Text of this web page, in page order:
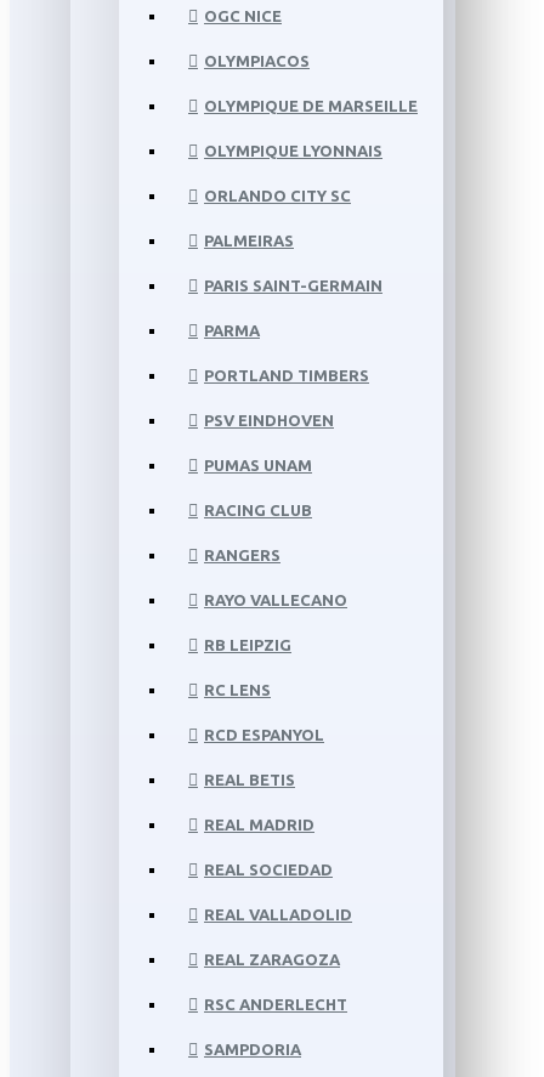
OGC NICE
OLYMPIACOS
OLYMPIQUE DE MARSEILLE
OLYMPIQUE LYONNAIS
ORLANDO CITY SC
PALMEIRAS
PARIS SAINT-GERMAIN
PARMA
PORTLAND TIMBERS
PSV EINDHOVEN
PUMAS UNAM
RACING CLUB
RANGERS
RAYO VALLECANO
RB LEIPZIG
RC LENS
RCD ESPANYOL
REAL BETIS
REAL MADRID
REAL SOCIEDAD
REAL VALLADOLID
REAL ZARAGOZA
RSC ANDERLECHT
SAMPDORIA